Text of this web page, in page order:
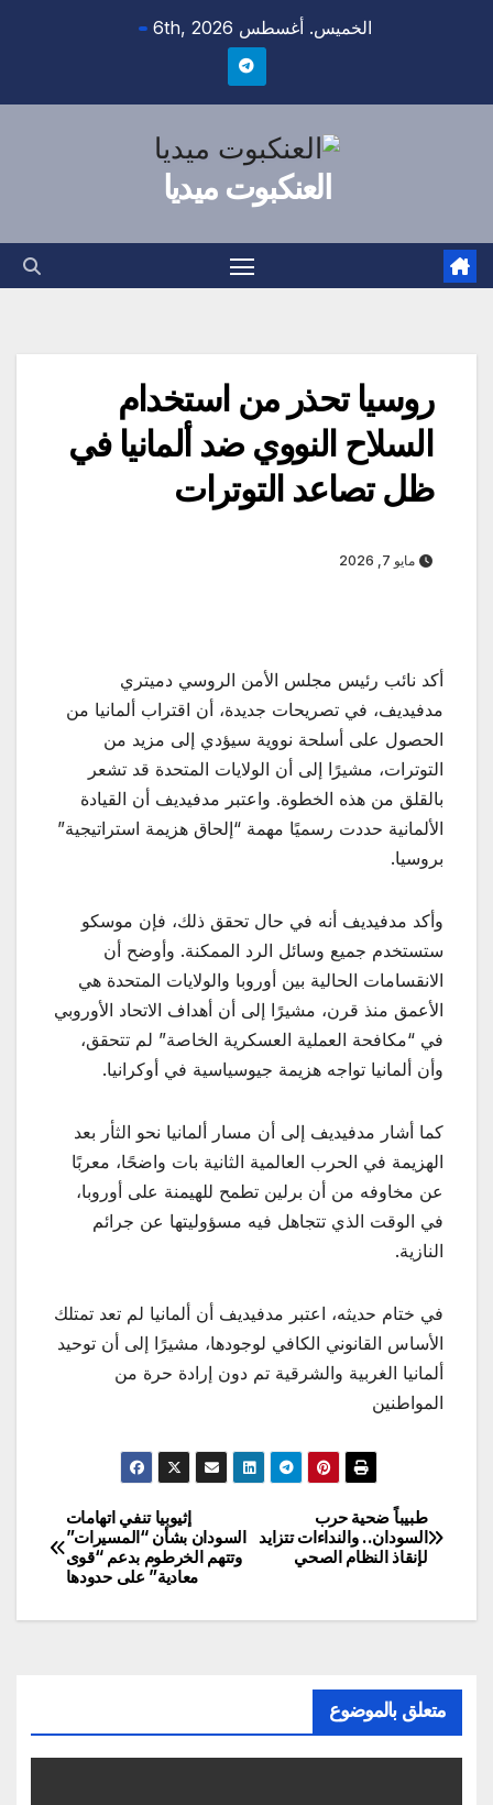
الخميس. أغسطس 6th, 2026
العنكبوت ميديا
روسيا تحذر من استخدام
السلاح النووي ضد ألمانيا في
ظل تصاعد التوترات
مايو 7, 2026
أكد نائب رئيس مجلس الأمن الروسي دميتري
مدفيديف، في تصريحات جديدة، أن اقتراب ألمانيا من
الحصول على أسلحة نووية سيؤدي إلى مزيد من
التوترات، مشيرًا إلى أن الولايات المتحدة قد تشعر
بالقلق من هذه الخطوة. واعتبر مدفيديف أن القيادة
الألمانية حددت رسميًا مهمة “إلحاق هزيمة استراتيجية”
بروسيا.
وأكد مدفيديف أنه في حال تحقق ذلك، فإن موسكو
ستستخدم جميع وسائل الرد الممكنة. وأوضح أن
الانقسامات الحالية بين أوروبا والولايات المتحدة هي
الأعمق منذ قرن، مشيرًا إلى أن أهداف الاتحاد الأوروبي
في “مكافحة العملية العسكرية الخاصة” لم تتحقق،
وأن ألمانيا تواجه هزيمة جيوسياسية في أوكرانيا.
كما أشار مدفيديف إلى أن مسار ألمانيا نحو الثأر بعد
الهزيمة في الحرب العالمية الثانية بات واضحًا، معربًا
عن مخاوفه من أن برلين تطمح للهيمنة على أوروبا،
في الوقت الذي تتجاهل فيه مسؤوليتها عن جرائم
النازية.
في ختام حديثه، اعتبر مدفيديف أن ألمانيا لم تعد تمتلك
الأساس القانوني الكافي لوجودها، مشيرًا إلى أن توحيد
ألمانيا الغربية والشرقية تم دون إرادة حرة من
المواطنين
تصفّح
المقالات
إثيوبيا تنفي اتهامات
السودان بشأن “المسيرات”
وتتهم الخرطوم بدعم “قوى
معادية” على حدودها
طبيباً ضحية حرب
السودان.. والنداءات تتزايد
لإنقاذ النظام الصحي
متعلق بالموضوع